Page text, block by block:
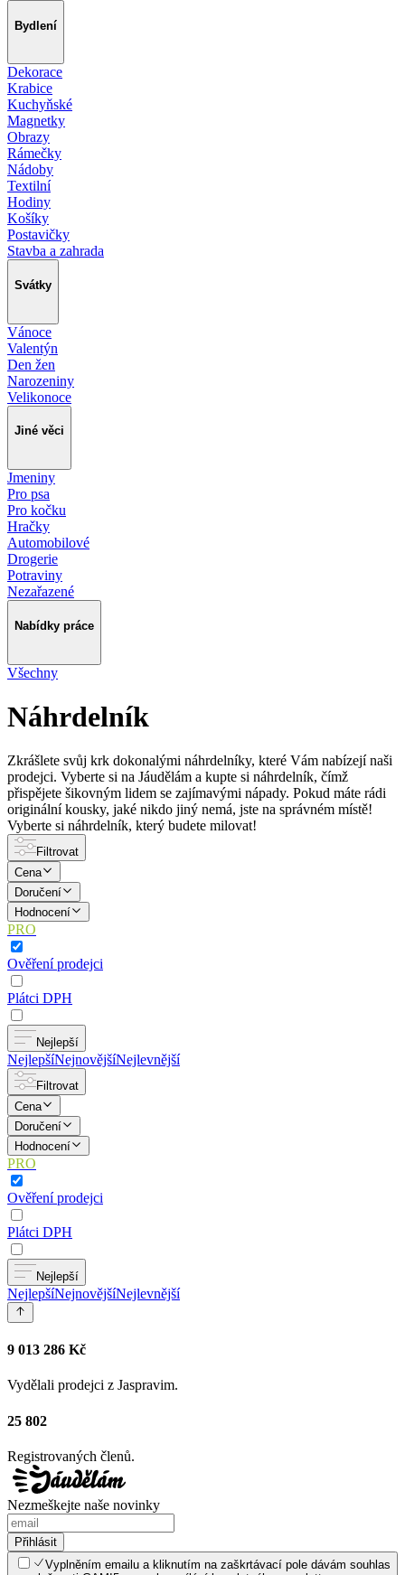
Bydlení
Dekorace
Krabice
Kuchyňské
Magnetky
Obrazy
Rámečky
Nádoby
Textilní
Hodiny
Košíky
Postavičky
Stavba a zahrada
Svátky
Vánoce
Valentýn
Den žen
Narozeniny
Velikonoce
Jiné věci
Jmeniny
Pro psa
Pro kočku
Hračky
Automobilové
Drogerie
Potraviny
Nezařazené
Nabídky práce
Všechny
Náhrdelník
Zkrášlete svůj krk dokonalými náhrdelníky, které Vám nabízejí naši
prodejci. Vyberte si na Jáudělám a kupte si náhrdelník, čímž
přispějete šikovným lidem se zajímavými nápady. Pokud máte rádi
originální kousky, jaké nikdo jiný nemá, jste na správném místě!
Vyberte si náhrdelník, který budete milovat!
Filtrovat
Cena
Doručení
Hodnocení
PRO
Ověření prodejci
Plátci DPH
Nejlepší
NejlepšíNejnovějšíNejlevnější
Filtrovat
Cena
Doručení
Hodnocení
PRO
Ověření prodejci
Plátci DPH
Nejlepší
NejlepšíNejnovějšíNejlevnější
9 013 286 Kč
Vydělali prodejci z Jaspravim.
25 802
Registrovaných členů.
Nezmeškejte naše novinky
Přihlásit
Vyplněním emailu a kliknutím na zaškrtávací pole dávám souhlas